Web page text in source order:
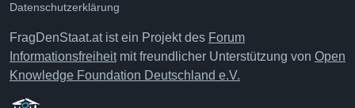
Datenschutzerklärung
FragDenStaat.at ist ein Projekt des Forum
Informationsfreiheitmit freundlicher Unterstützung von Open
Knowledge Foundation Deutschland e.V.